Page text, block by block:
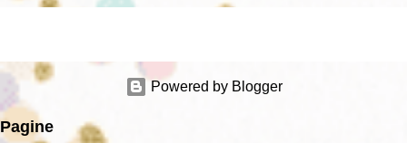
Powered by Blogger
Pagine